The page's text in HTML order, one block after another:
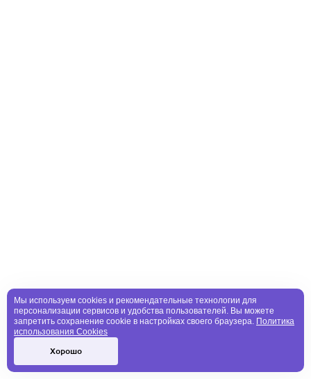
Мы используем cookies и рекомендательные технологии для
персонализации сервисов и удобства пользователей. Вы можете
запретить сохранение cookie в настройках своего браузера. Политика
использования Cookies
Хорошо